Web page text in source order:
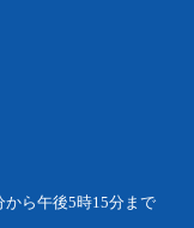
ら午後5時15分まで